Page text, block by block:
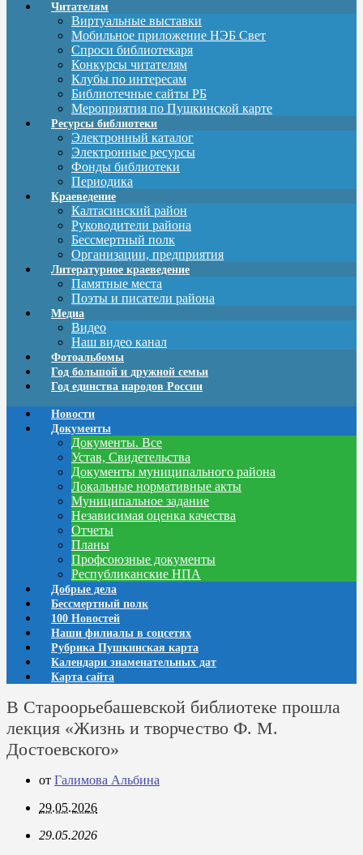
Читателям
Виртуальные выставки
Мобильное приложение НЭБ Свет
Спроси библиотекаря
Конкурсы читателям
Клубы по интересам
Библиотечные сайты РБ
Мероприятия по Пушкинской карте
Ресурсы библиотеки
Электронный каталог
Электронные ресурсы
Фонды библиотеки
Периодика
Краеведение
Калтасинский район
Руководители района
Бессмертный полк
Организации, предприятия
Литературное краеведение
Памятные места
Поэты и писатели района
Медиа
Видео
Наш видео канал
Фотоальбомы
Год большой и дружной семьи
Год единства народов России
Новости
Документы
Документы. Все
Устав, Свидетельства
Документы муниципального района
Локальные нормативные акты
Муниципальное задание
Независимая оценка качества
Отчеты
Планы
Профсоюзные документы
Республиканские НПА
Добрые дела
Бессмертный полк
100 Новостей
Наши филиалы в соцсетях
Рубрика Пушкинская карта
Календари знаменательных дат
Карта сайта
В Староорьебашевской библиотеке прошла
лекция «Жизнь и творчество Ф. М.
Достоевского»
от Галимова Альбина
29.05.2026
29.05.2026